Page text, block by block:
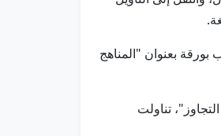
بعنوان "المناهج
تناولت